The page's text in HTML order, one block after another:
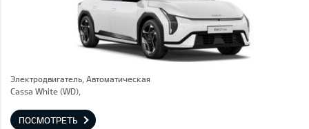
Электродвигатель, Автоматическая
Cassa White (WD),
ПОСМОТРЕТЬ